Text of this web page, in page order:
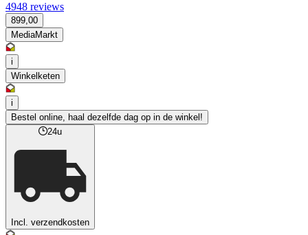
4948 reviews
899,00
MediaMarkt
i
Winkelketen
i
Bestel online, haal dezelfde dag op in de winkel!
24u
Incl. verzendkosten